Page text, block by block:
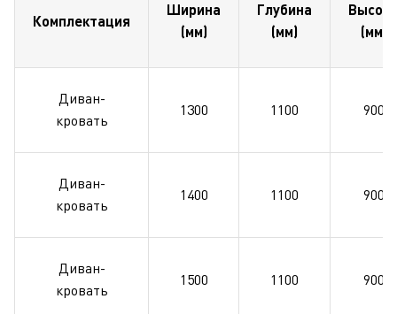
Комплектация
Ширина
(мм)
Глубина
(мм)
(мм)
Диван-
кровать
1300 1100 900
Диван-
кровать
1400 1100 900
Диван-
кровать
1500 1100 900